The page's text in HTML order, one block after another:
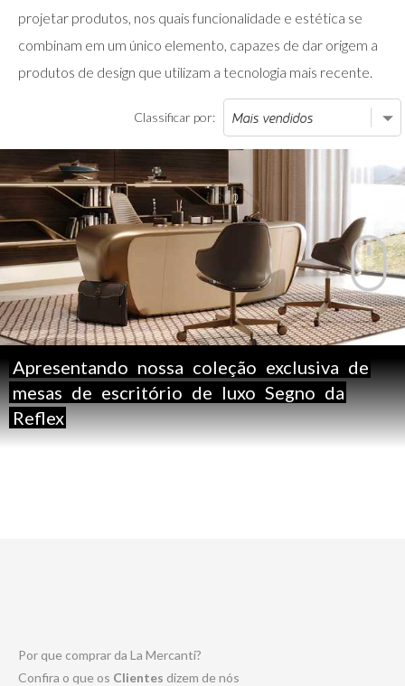
projetar produtos, nos quais funcionalidade e estética se
combinam em um único elemento, capazes de dar origem a
produtos de design que utilizam a tecnologia mais recente.
Classificar por:
Apresentando nossa coleção exclusiva de
mesas de escritório de luxo Segno da
Reflex
Por que comprar da La Mercanti?
Confira o que os Clientes dizem de nós